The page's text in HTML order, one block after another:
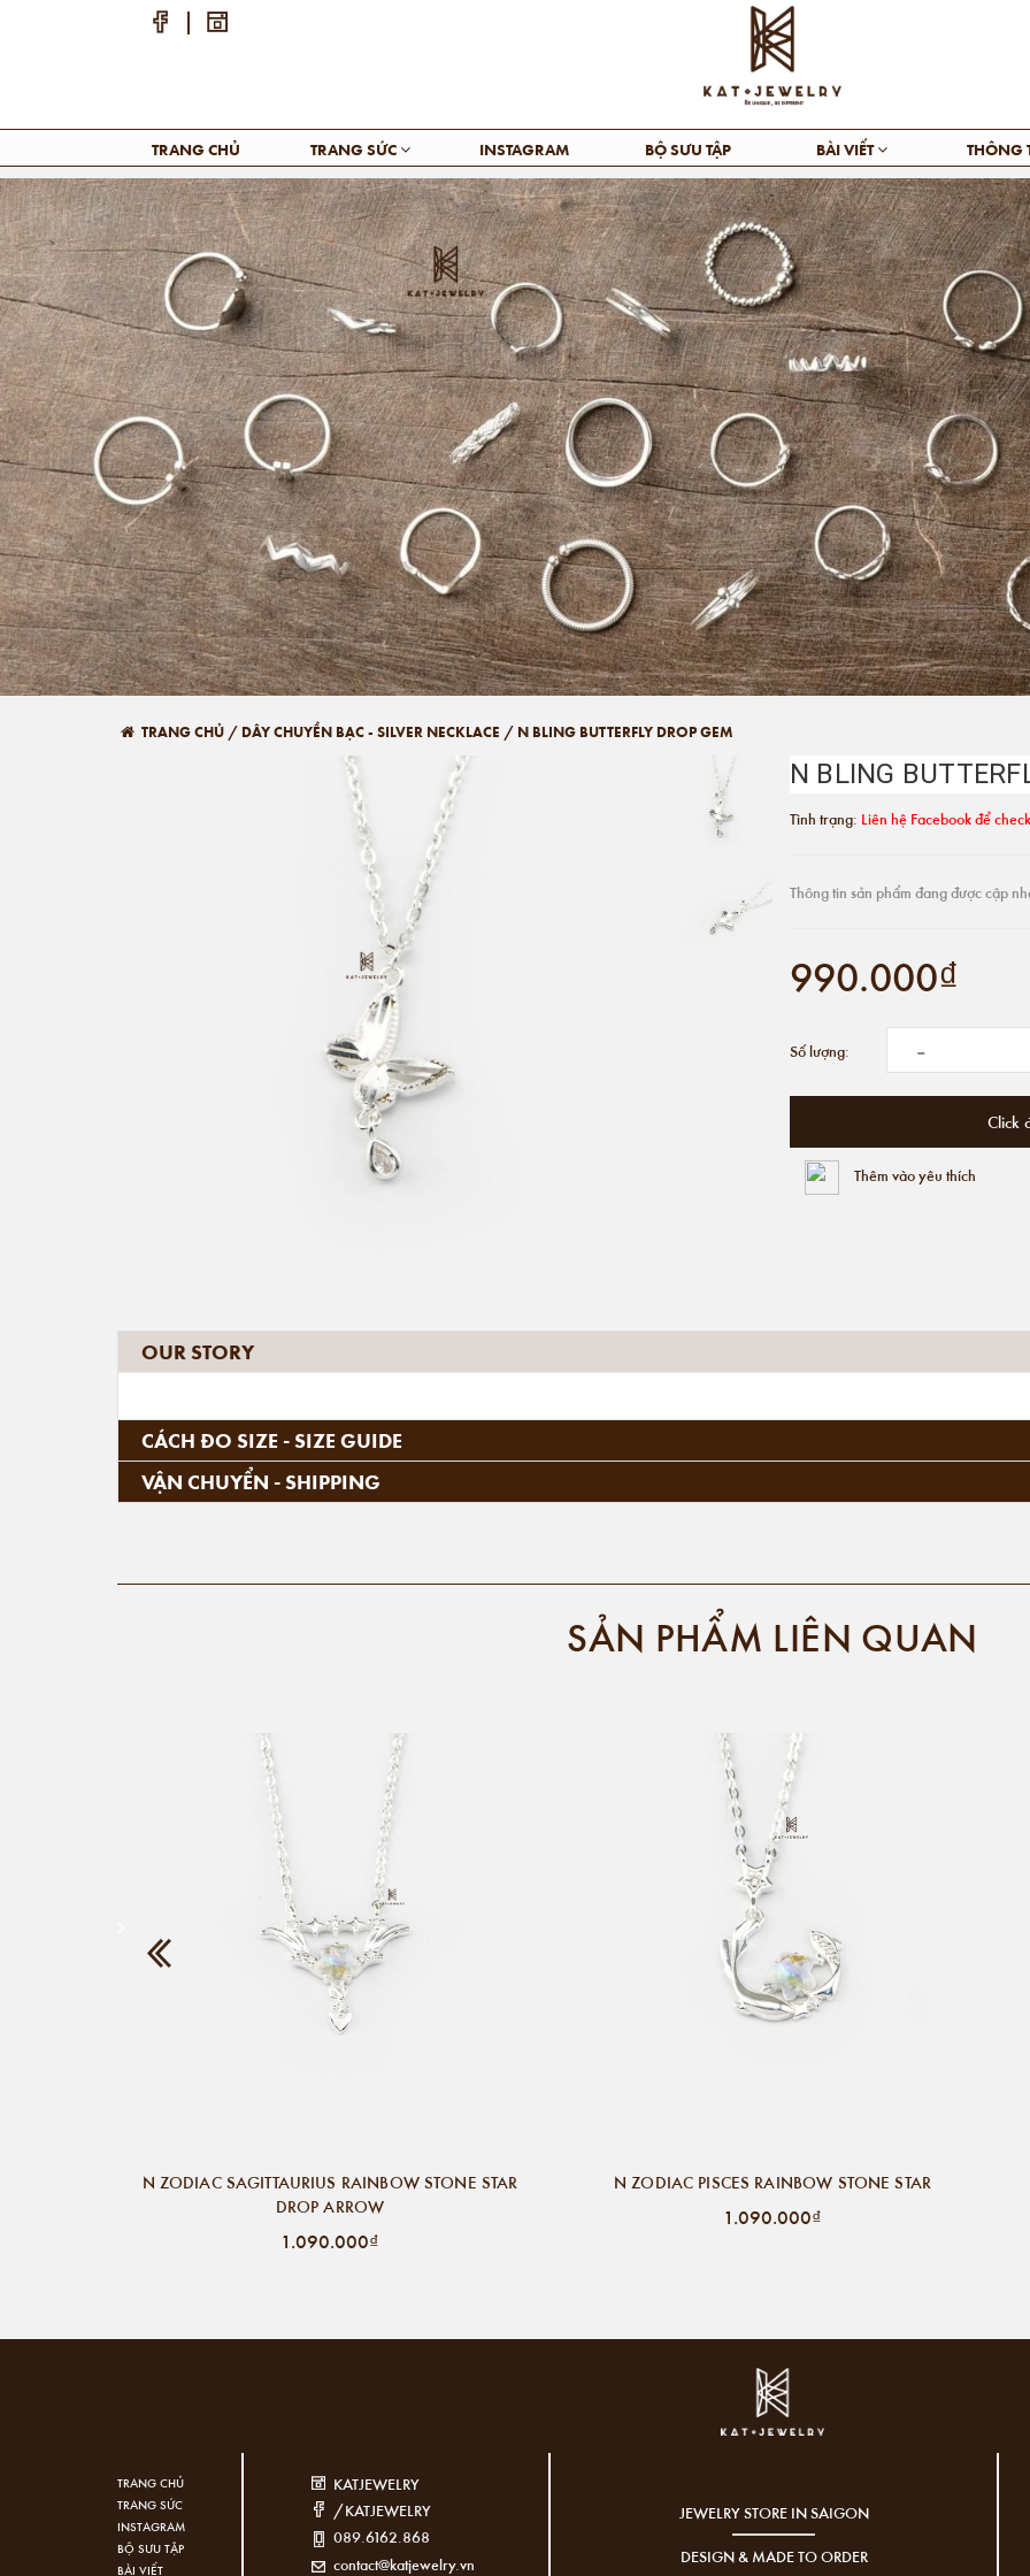
TRANG CHỦ TRANG SỨC INSTAGRAM BỘ SƯU TẬP BÀI VIẾT THÔNG
TRANG CHỦ / DÂY CHUYỀN BẠC - SILVER NECKLACE / N BLING BUTTERFLY DROP GEM
N BLING
Tình trạng: Liên hệ Facebook để
Thông tin sản phẩm đang được cập
990.000₫
Số lượng: -
Click
Thêm vào yêu thích
OUR STORY
CÁCH ĐO SIZE - SIZE GUIDE
VẬN CHUYỂN - SHIPPING
SẢN PHẨM LIÊN QUAN
N ZODIAC SAGITTAURIUS RAINBOW STONE STAR
DROP ARROW
1.090.000₫
N ZODIAC PISCES RAINBOW STONE STAR
1.090.000₫
TRANG CHỦ
TRANG SỨC
INSTAGRAM
BỘ SƯU TẬP
BÀI VIẾT
KATJEWELRY
/KATJEWELRY
089.6162.868
contact@katjewelry.vn
JEWELRY STORE IN SAIGON
DESIGN & MADE TO ORDER